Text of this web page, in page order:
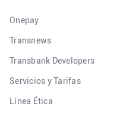
Onepay
Transnews
Transbank Developers
Servicios y Tarifas
Línea Ética